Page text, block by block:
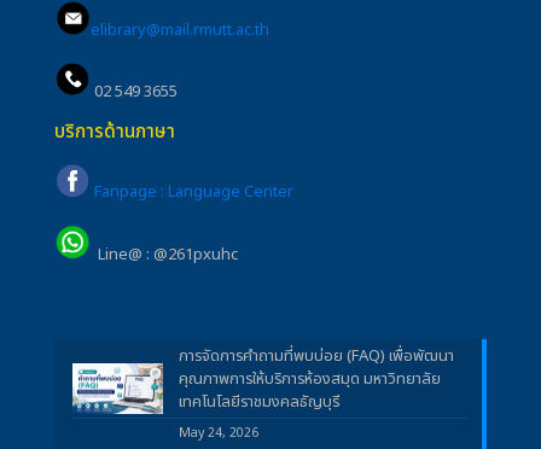
elibrary@mail.rmutt.ac.th
02 549 3655
บริการด้านภาษา
Fanpage : Language Center
Line@ : @261pxuhc
การจัดการคำถามที่พบบ่อย (FAQ) เพื่อพัฒนา
คุณภาพการให้บริการห้องสมุด มหาวิทยาลัย
เทคโนโลยีราชมงคลธัญบุรี
May 24, 2026